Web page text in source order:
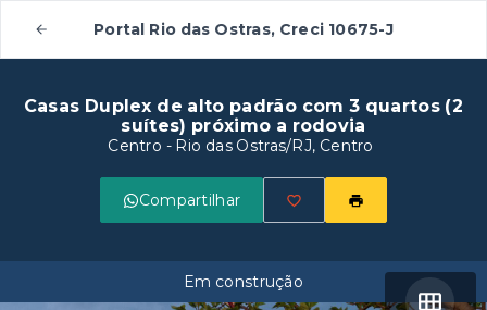
Portal Rio das Ostras, Creci 10675-J
Casas Duplex de alto padrão com 3 quartos (2
suítes) próximo a rodovia
Centro - Rio das Ostras/RJ, Centro
Compartilhar
Em construção